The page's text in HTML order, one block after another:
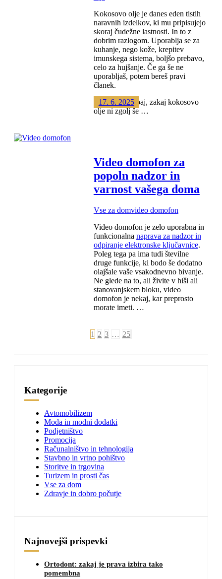
Kokosovo olje je danes eden tistih
naravnih izdelkov, ki mu pripisujejo
skoraj čudežne lastnosti. In to z
dobrim razlogom. Uporablja se za
kuhanje, nego kože, krepitev
imunskega sistema, boljšo prebavo,
celo za hujšanje. Če ga še ne
uporabljaš, potem bereš pravi
članek.
Poglejmo skupaj, zakaj kokosovo
olje ni zgolj še …
Video domofon za
popoln nadzor in
varnost vašega doma
17. 6. 2025
Vse za domvideo domofon
Video domofon je zelo uporabna in
funkcionalna naprava za nadzor in
odpiranje elektronske ključavnice.
Poleg tega pa ima tudi številne
druge funkcije, ki bodo še dodatno
olajšale vaše vsakodnevno bivanje.
Ne glede na to, ali živite v hiši ali
stanovanjskem bloku, video
domofon je nekaj, kar preprosto
morate imeti. …
1 2 3 … 25
Kategorije
Avtomobilizem
Moda in modni dodatki
Podjetništvo
Promocija
Računalništvo in tehnologija
Stavbno in vrtno pohištvo
Storitve in trgovina
Turizem in prosti čas
Vse za dom
Zdravje in dobro počutje
Najnovejši prispevki
Ortodont: zakaj je prava izbira tako
pomembna